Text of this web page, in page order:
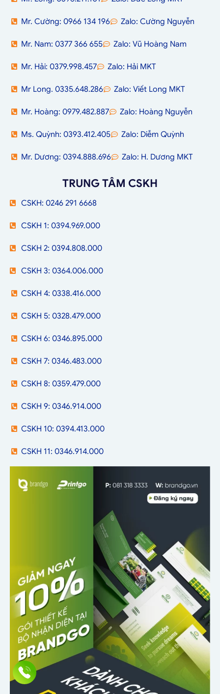
Mr. Cường: 0966 134 196 Zalo: Cường Nguyễn
Mr. Nam: 0377 366 655 Zalo: Vũ Hoàng Nam
Mr. Hải: 0379.998.457 Zalo: Hải MKT
Mr Long. 0335.648.286 Zalo: Viết Long MKT
Mr. Hoàng: 0979.482.887 Zalo: Hoàng Nguyễn
Ms. Quỳnh: 0393.412.405 Zalo: Diễm Quỳnh
Mr. Dương: 0394.888.696 Zalo: H. Dương MKT
TRUNG TÂM CSKH
CSKH: 0246 291 6668
CSKH 1: 0394.969.000
CSKH 2: 0394.808.000
CSKH 3: 0364.006.000
CSKH 4: 0338.416.000
CSKH 5: 0328.479.000
CSKH 6: 0346.895.000
CSKH 7: 0346.483.000
CSKH 8: 0359.479.000
CSKH 9: 0346.914.000
CSKH 10: 0394.413.000
CSKH 11: 0346.914.000